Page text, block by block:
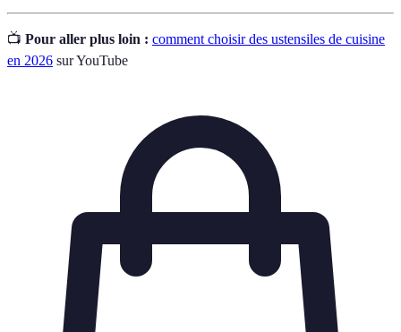
📺 Pour aller plus loin : comment choisir des ustensiles de cuisine
en 2026 sur YouTube